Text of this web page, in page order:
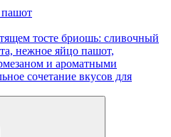
пашот
тосте бриошь: сливочный
нежное яйцо пашот,
и ароматными
сочетание вкусов для